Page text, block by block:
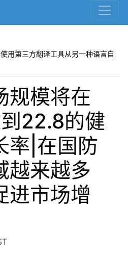
用第三方翻译工具从另一种语言自
规模将在
22.8的健
率|在国防
越来越多
进市场增